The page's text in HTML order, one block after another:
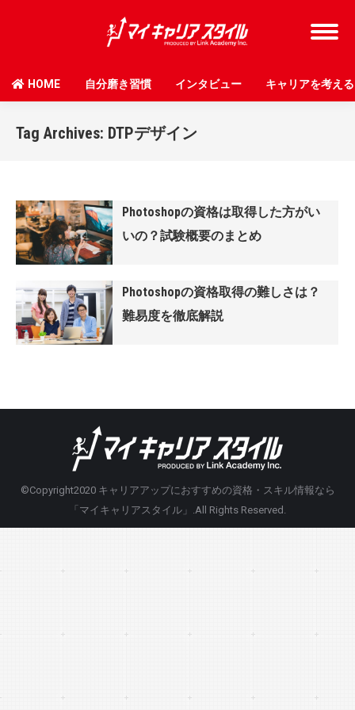
HOME 自分磨き習慣 インタビュー キャリアを考える
Tag Archives: DTPデザイン
Photoshopの資格は取得した方がい
いの？試験概要のまとめ
Photoshopの資格取得の難しさは？
難易度を徹底解説
©Copyright2020 キャリアアップにおすすめの資格・スキル情報なら
「マイキャリアスタイル」
.All Rights Reserved.